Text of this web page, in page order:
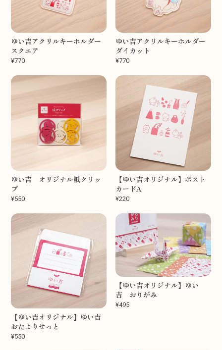
ゆい吉アクリルキーホルダー
スクエア
¥770
ゆい吉アクリルキーホルダー
ダイカット
¥770
ゆい吉 オリジナル紙クリッ
プ
¥550
【ゆい吉オリジナル】ポスト
カードA
¥220
【ゆい吉オリジナル】ゆい吉
おたよりせっと
¥550
【ゆい吉オリジナル】ゆい
吉 おりがみ
¥495